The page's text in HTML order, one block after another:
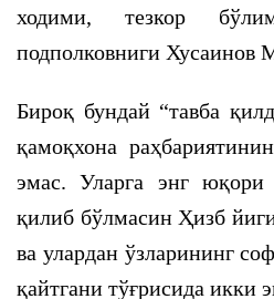
ходими, тезкор
подполковниги Хусаинов
Бироқ бундай “тавба
қамоқхона
эмас. Уларга энг юқори
қилиб бўлмасин Ҳизб
ва улардан ўзларининг
қайтгани тўғрисида икки